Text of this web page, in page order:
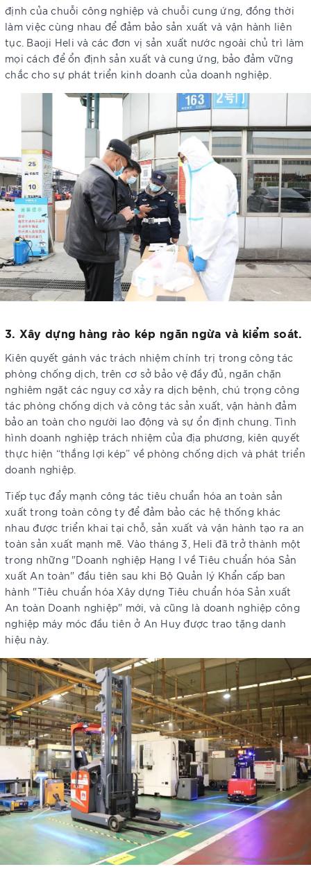
định của chuỗi công nghiệp và chuỗi cung ứng, đồng thời
làm việc cùng nhau để đảm bảo sản xuất và vận hành liên
tục. Baoji Heli và các đơn vị sản xuất nước ngoài chủ trì làm
mọi cách để ổn định sản xuất và cung ứng, bảo đảm vững
chắc cho sự phát triển kinh doanh của doanh nghiệp.
3. Xây dựng hàng rào kép ngăn ngừa và kiểm soát.
Kiên quyết gánh vác trách nhiệm chính trị trong công tác
phòng chống dịch, trên cơ sở bảo vệ đầy đủ, ngăn chặn
nghiêm ngặt các nguy cơ xảy ra dịch bệnh, chú trọng công
tác phòng chống dịch và công tác sản xuất, vận hành đảm
bảo an toàn cho người lao động và sự ổn định chung. Tình
hình doanh nghiệp trách nhiệm của địa phương, kiên quyết
thực hiện “thắng lợi kép” về phòng chống dịch và phát triển
doanh nghiệp.
Tiếp tục đẩy mạnh công tác tiêu chuẩn hóa an toàn sản
xuất trong toàn công ty để đảm bảo các hệ thống khác
nhau được triển khai tại chỗ, sản xuất và vận hành tạo ra an
toàn sản xuất mạnh mẽ. Vào tháng 3, Heli đã trở thành một
trong những "Doanh nghiệp Hạng I về Tiêu chuẩn hóa Sản
xuất An toàn" đầu tiên sau khi Bộ Quản lý Khẩn cấp ban
hành "Tiêu chuẩn hóa Xây dựng Tiêu chuẩn hóa Sản xuất
An toàn Doanh nghiệp" mới, và cũng là doanh nghiệp công
nghiệp máy móc đầu tiên ở An Huy được trao tặng danh
hiệu này.